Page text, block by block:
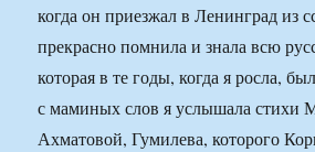
когда он приезжал в Ленинград из
прекрасно помнила и знала всю
которая в те годы, когда я росла,
с маминых слов я услышала стихи
Ахматовой, Гумилева, которого